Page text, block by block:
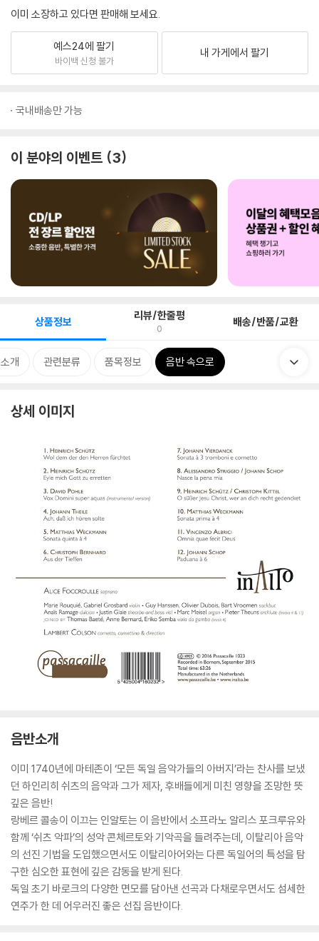
이미 소장하고 있다면 판매해 보세요.
예스24에 팔기
바이백 신청 불가
내 가게에서 팔기
국내배송만 가능
이 분야의 이벤트 3
상품정보 리뷰/한줄평
0 배송/반품/교환
개 관련분류 품목정보 음반 속으로
상세 이미지
음반소개
이미 1740년에 마테존이 ‘모든 독일 음악가들의 아버지’라는 찬사를 보냈
던 하인리히 쉬츠의 음악과 그가 제자, 후배들에게 미친 영향을 조망한 뜻
깊은 음반!
랑베르 콜송이 이끄는 인알토는 이 음반에서 소프라노 알리스 포크루유와
함께 ‘쉬츠 악파’의 성악 콘체르토와 기악곡을 들려주는데, 이탈리아 음악
의 선진 기법을 도입했으면서도 이탈리아어와는 다른 독일어의 특성을 탐
구한 심오한 표현에 깊은 감동을 받게 된다.
독일 초기 바로크의 다양한 면모를 담아낸 선곡과 다채로우면서도 섬세한
연주가 한 데 어우러진 좋은 선집 음반이다.